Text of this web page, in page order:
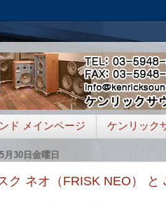
ド メインページ ケンリック
月30日金曜日
ク ネオ（FRISK NEO） と